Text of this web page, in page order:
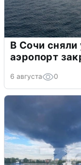
В Сочи сняли
аэропорт
6 августа 0